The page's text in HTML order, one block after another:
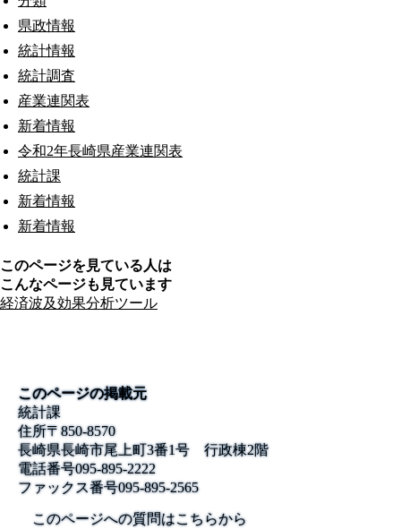
県政情報
統計情報
統計調査
産業連関表
新着情報
令和2年長崎県産業連関表
統計課
新着情報
新着情報
このページを見ている人は
こんなページも見ています
経済波及効果分析ツール
このページの掲載元
統計課
住所〒850-8570
長崎県長崎市尾上町3番1号 行政棟2階
電話番号095-895-2222
ファックス番号095-895-2565
このページへの質問はこちらから